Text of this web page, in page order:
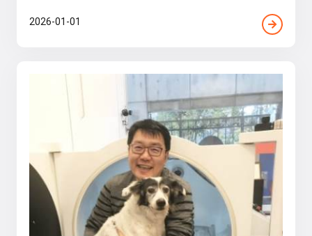
2026-01-01